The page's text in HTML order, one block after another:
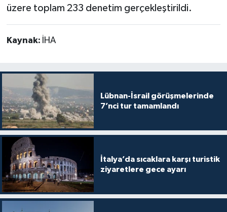
üzere toplam 233 denetim gerçekleştirildi.
Kaynak: İHA
Lübnan-İsrail görüşmelerinde
7’nci tur tamamlandı
İtalya’da sıcaklara karşı turistik
ziyaretlere gece ayarı